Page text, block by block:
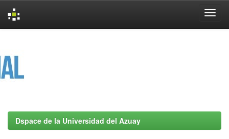
Dspace de la Universidad del Azuay